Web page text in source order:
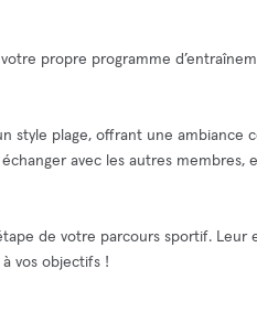
propre programme
style plage, offrant une ambiance
avec les autres membres,
de votre parcours sportif. Leur
vos objectifs !